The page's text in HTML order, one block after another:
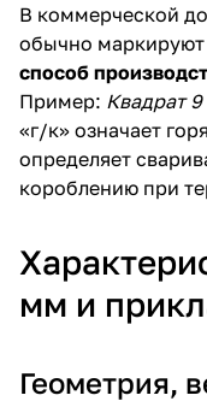
В коммерческой
обычно
способ
Пример: Квадрат
«г/к» означает
определяет
короблению при
мм и
Геометрия,